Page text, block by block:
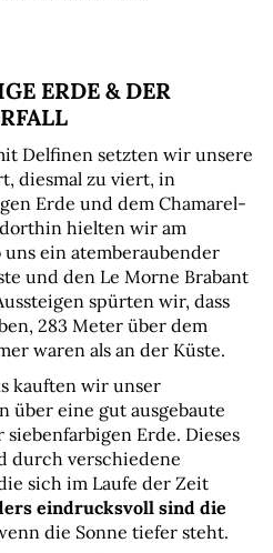
ERDE & DER
Delfinen setzten wir unsere
diesmal zu viert, in
Erde und dem Chamarel-
uns ein atemberaubender
und den Le Morne Brabant
spürten wir, dass
283 Meter über dem
waren als an der Küste.
kauften wir unser
eine gut ausgebaute
Erde. Dieses
durch verschiedene
sich im Laufe der Zeit
eindrucksvoll sind die
die Sonne tiefer steht.